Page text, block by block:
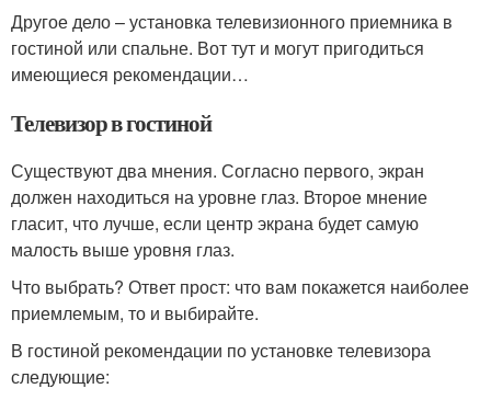
Другое дело – установка телевизионного приемника в
гостиной или спальне. Вот тут и могут пригодиться
имеющиеся рекомендации…
Телевизор в гостиной
Существуют два мнения. Согласно первого, экран
должен находиться на уровне глаз. Второе мнение
гласит, что лучше, если центр экрана будет самую
малость выше уровня глаз.
Что выбрать? Ответ прост: что вам покажется наиболее
приемлемым, то и выбирайте.
В гостиной рекомендации по установке телевизора
следующие: